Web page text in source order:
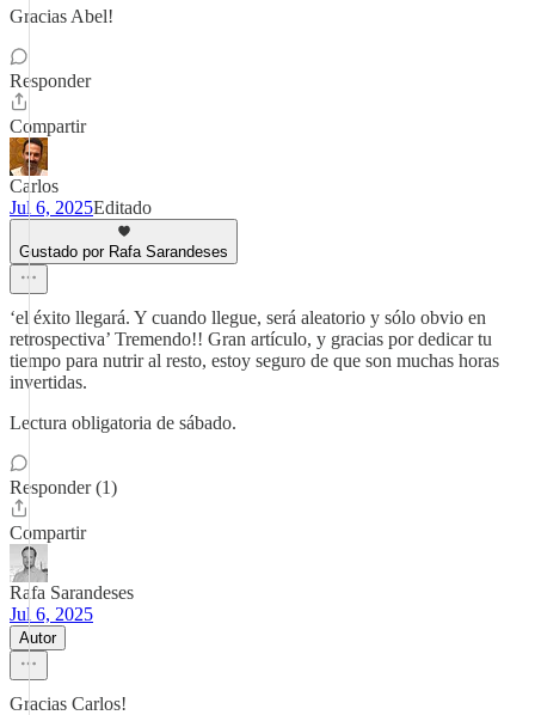
Gracias Abel!
Responder
Compartir
Carlos
Jul 6, 2025Editado
Gustado por Rafa Sarandeses
‘el éxito llegará. Y cuando llegue, será aleatorio y sólo obvio en
retrospectiva’ Tremendo!! Gran artículo, y gracias por dedicar tu
tiempo para nutrir al resto, estoy seguro de que son muchas horas
invertidas.
Lectura obligatoria de sábado.
Responder (1)
Compartir
Rafa Sarandeses
Jul 6, 2025
Autor
Gracias Carlos!